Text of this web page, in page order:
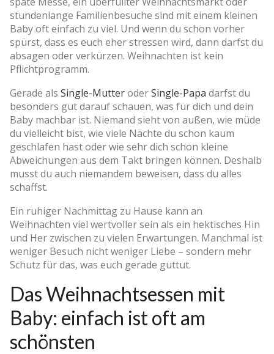
stundenlange Familienbesuche sind mit einem kleinen
Baby oft einfach zu viel. Und wenn du schon vorher
spürst, dass es euch eher stressen wird, dann darfst du
absagen oder verkürzen. Weihnachten ist kein
Pflichtprogramm.
Gerade als Single-MutteroderSingle-Papa darfst du
besonders gut darauf schauen, was für dich und dein
Baby machbar ist. Niemand sieht von außen, wie müde
du vielleicht bist, wie viele Nächte du schon kaum
geschlafen hast oder wie sehr dich schon kleine
Abweichungen aus dem Takt bringen können. Deshalb
musst du auch niemandem beweisen, dass du alles
schaffst.
Ein ruhiger Nachmittag zu Hause kann an
Weihnachten viel wertvoller sein als ein hektisches Hin
und Her zwischen zu vielen Erwartungen. Manchmal ist
weniger Besuch nicht weniger Liebe – sondern mehr
Schutz für das, was euch gerade guttut.
Das Weihnachtsessen mit
Baby: einfach ist oft am
schönsten